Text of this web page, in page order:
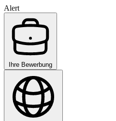
Alert
Ihre Bewerbung